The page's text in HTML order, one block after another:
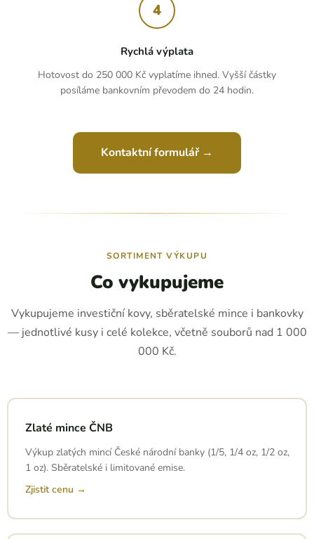
4
Rychlá výplata
Hotovost do 250 000 Kč vyplatíme ihned. Vyšší částky
posíláme bankovním převodem do 24 hodin.
Kontaktní formulář →
SORTIMENT VÝKUPU
Co vykupujeme
Vykupujeme investiční kovy, sběratelské mince i bankovky
— jednotlivé kusy i celé kolekce, včetně souborů nad 1 000
000 Kč.
Zlaté mince ČNB
Výkup zlatých mincí České národní banky (1/5, 1/4 oz, 1/2 oz,
1 oz). Sběratelské i limitované emise.
Zjistit cenu →